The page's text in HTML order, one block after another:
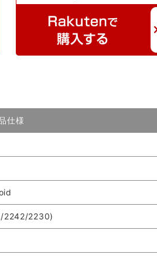
仕様
2242/2230)